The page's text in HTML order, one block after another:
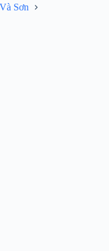
Sơn